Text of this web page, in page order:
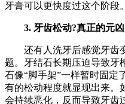
牙膏可以更快度过这个阶段。
3. 牙齿松动?真正的元凶
还有人洗牙后感觉牙齿变
题。牙结石长期压迫导致牙
石像“脚手架”一样暂时固定
有的松动程度就显现出来。
会持续恶化，反而导致牙齿